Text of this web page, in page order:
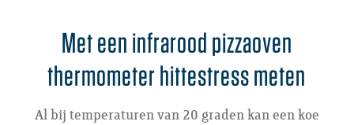
Met een infrarood pizzaoven
thermometer hittestress meten
Al bij temperaturen van 20 graden kan een koe